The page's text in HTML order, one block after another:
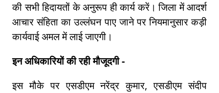
की सभी हिदायतों के अनुरूप ही कार्य करें। जिला में आदर्श
आचार संहिता का उल्लंघन पाए जाने पर नियमानुसार कड़ी
कार्यवाई अमल में लाई जाएगी।
इन अधिकारियों की रही मौजूदगी -
इस मौके पर एसडीएम नरेंद्र कुमार, एसडीएम संदीप